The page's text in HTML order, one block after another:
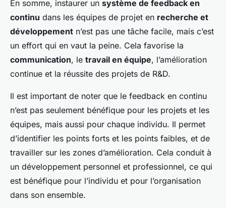
En somme, instaurer un système de feedback en
continu dans les équipes de projet en recherche et
développement n’est pas une tâche facile, mais c’est
un effort qui en vaut la peine. Cela favorise la
communication, le travail en équipe, l’amélioration
continue et la réussite des projets de R&D.
Il est important de noter que le feedback en continu
n’est pas seulement bénéfique pour les projets et les
équipes, mais aussi pour chaque individu. Il permet
d’identifier les points forts et les points faibles, et de
travailler sur les zones d’amélioration. Cela conduit à
un développement personnel et professionnel, ce qui
est bénéfique pour l’individu et pour l’organisation
dans son ensemble.